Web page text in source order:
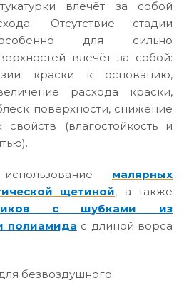
влечёт за собой
Отсутствие стадии
для сильно
влечёт за собой:
краски к основанию,
расхода краски,
поверхности, снижение
свойств (влагостойкость и
малярных
щетиной, а также
с шубками из
полиамида с длиной ворса
безвоздушного